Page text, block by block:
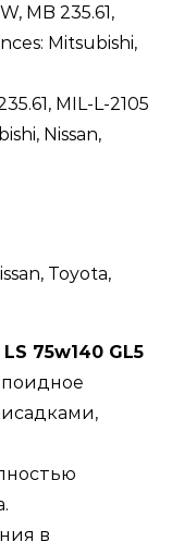
MB 235.61,
Mitsubishi,
MIL-L-2105
Nissan,
Toyota,
LS 75w140 GL5
в